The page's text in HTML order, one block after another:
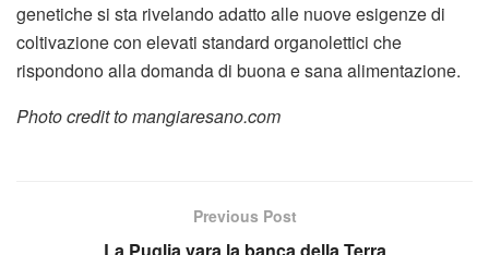
genetiche si sta rivelando adatto alle nuove esigenze di
coltivazione con elevati standard organolettici che
rispondono alla domanda di buona e sana alimentazione.
Photo credit to mangiaresano.com
Previous Post